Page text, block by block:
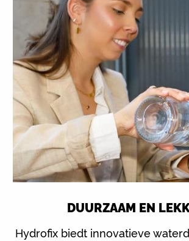
DUURZAAM EN
Hydrofix biedt innovatieve